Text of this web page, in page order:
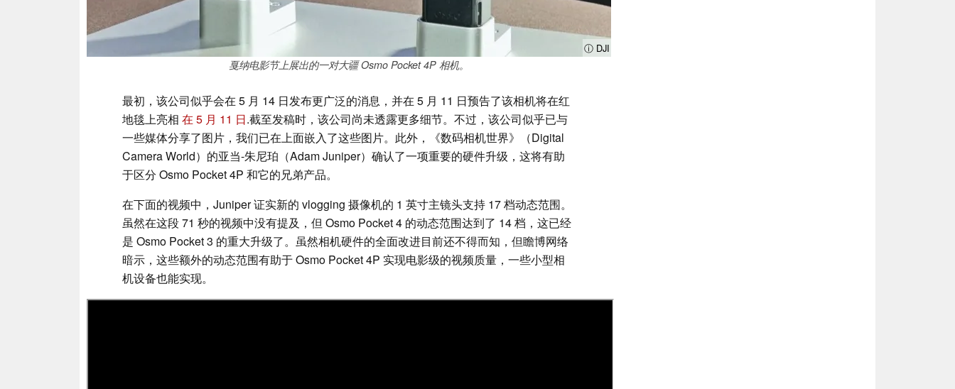
ⓘ DJI
戛纳电影节上展出的一对大疆 Osmo Pocket 4P 相机。
最初，该公司似乎会在 5 月 14 日发布更广泛的消息，并在 5 月 11 日预告了该相机将在红
地毯上亮相 在 5 月 11 日.截至发稿时，该公司尚未透露更多细节。不过，该公司似乎已与
一些媒体分享了图片，我们已在上面嵌入了这些图片。此外，《数码相机世界》（Digital
Camera World）的亚当-朱尼珀（Adam Juniper）确认了一项重要的硬件升级，这将有助
于区分 Osmo Pocket 4P 和它的兄弟产品。
在下面的视频中，Juniper 证实新的 vlogging 摄像机的 1 英寸主镜头支持 17 档动态范围。
虽然在这段 71 秒的视频中没有提及，但 Osmo Pocket 4 的动态范围达到了 14 档，这已经
是 Osmo Pocket 3 的重大升级了。虽然相机硬件的全面改进目前还不得而知，但瞻博网络
暗示，这些额外的动态范围有助于 Osmo Pocket 4P 实现电影级的视频质量，一些小型相
机设备也能实现。